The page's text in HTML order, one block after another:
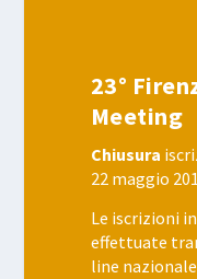
23°
Meeting
Chiusura
22 maggio
Le iscrizioni
effettuate
line